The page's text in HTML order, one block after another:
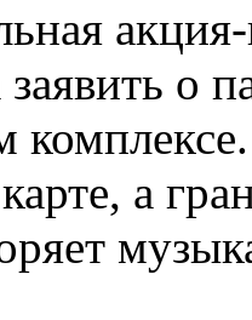
заявить о
а